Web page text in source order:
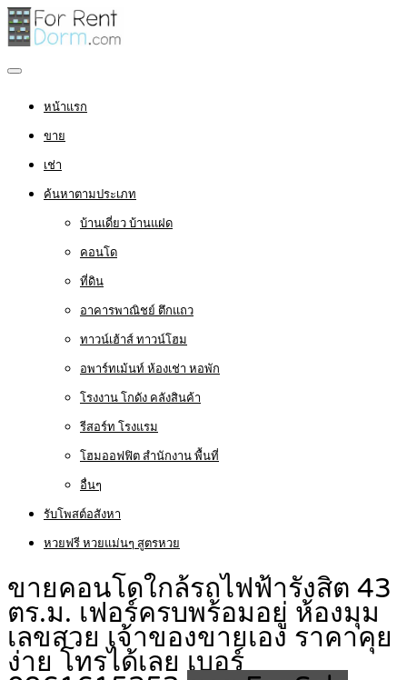
หน้าแรก
ขาย
เช่า
ค้นหาตามประเภท
บ้านเดี่ยว บ้านแฝด
คอนโด
ที่ดิน
อาคารพาณิชย์ ตึกแถว
ทาวน์เฮ้าส์ ทาวน์โฮม
อพาร์ทเม้นท์ ห้องเช่า หอพัก
โรงงาน โกดัง คลังสินค้า
รีสอร์ท โรงแรม
โฮมออฟฟิต สำนักงาน พื้นที่
อื่นๆ
รับโพสต์อสังหา
หวยฟรี หวยแม่นๆ สูตรหวย
ขายคอนโดใกล้รถไฟฟ้ารังสิต 43
ตร.ม. เฟอร์ครบพร้อมอยู่ ห้องมุม
เลขสวย เจ้าของขายเอง ราคาคุย
ง่าย โทรได้เลย เบอร์